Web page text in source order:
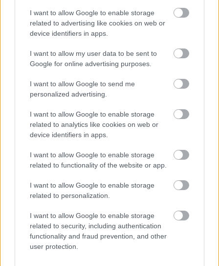
I want to allow Google to enable storage
related to advertising like cookies on web or
device identifiers in apps.
I want to allow my user data to be sent to
Google for online advertising purposes.
I want to allow Google to send me
personalized advertising.
I want to allow Google to enable storage
related to analytics like cookies on web or
device identifiers in apps.
I want to allow Google to enable storage
related to functionality of the website or app.
I want to allow Google to enable storage
related to personalization.
I want to allow Google to enable storage
related to security, including authentication
functionality and fraud prevention, and other
user protection.
2 nap 1 óra 44 perc 8 másodperc
Leeds Unitedvs Manchester United2026-08-12 20:30
ELŐZŐ MÉRKŐZÉSEK
Támogatás
Támogasd adományoddal
Kapcsolódó hírek